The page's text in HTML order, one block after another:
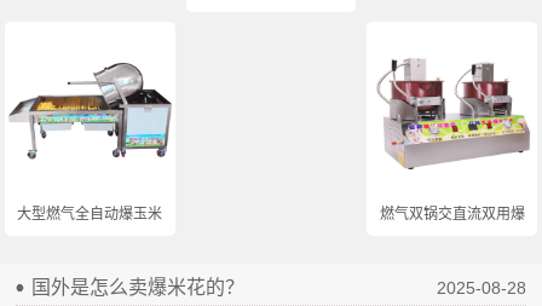
大型燃气全自动爆玉米... 燃气双锅交直流双用爆...
国外是怎么卖爆米花的？ 2025-08-28